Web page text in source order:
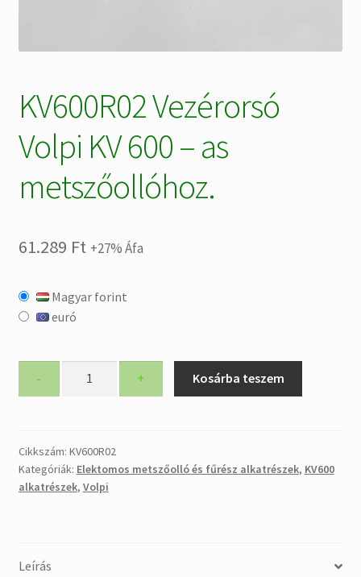
KV600R02 Vezérorsó
Volpi KV 600 – as
metszőollóhoz.
61.289 Ft +27% Áfa
Magyar forint
euró
-
600
-
as
+ Kosárba teszem
Cikkszám: KV600R02
Kategóriák: Elektomos metszőolló és fűrész alkatrészek, KV600
alkatrészek, Volpi
Leírás